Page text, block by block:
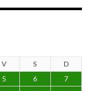
V S
D
5 6
7